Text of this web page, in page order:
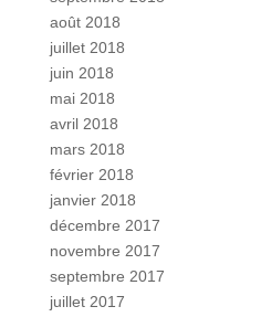
août 2018
juillet 2018
juin 2018
mai 2018
avril 2018
mars 2018
février 2018
janvier 2018
décembre 2017
novembre 2017
septembre 2017
juillet 2017